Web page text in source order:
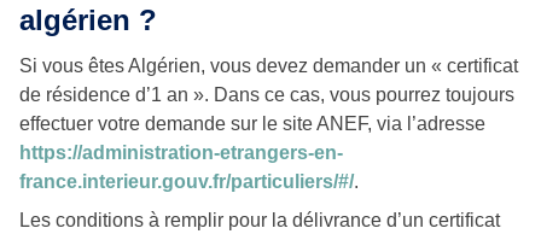
algérien ?
Si vous êtes Algérien, vous devez demander un « certificat
de résidence d’1 an ». Dans ce cas, vous pourrez toujours
effectuer votre demande sur le site ANEF, via l’adresse
https://administration-etrangers-en-
france.interieur.gouv.fr/particuliers/#/.
Les conditions à remplir pour la délivrance d’un certificat